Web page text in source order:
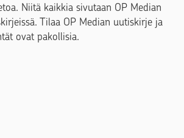
Niitä kaikkia sivutaan OP Median
Tilaa OP Median uutiskirje ja
ovat pakollisia.